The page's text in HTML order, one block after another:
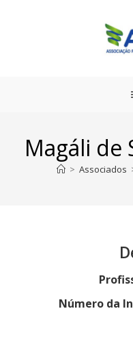
Magáli de
> Associados
Número da